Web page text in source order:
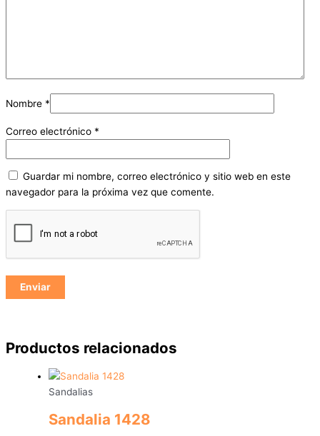
Nombre *
Correo electrónico *
Guardar mi nombre, correo electrónico y sitio web en este
navegador para la próxima vez que comente.
Productos relacionados
Sandalias
Sandalia 1428